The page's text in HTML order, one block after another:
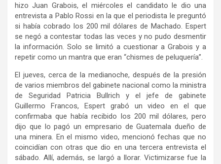
hizo Juan Grabois, el miércoles el candidato le dio una
entrevista a Pablo Rossi en la que el periodista le preguntó
si había cobrado los 200 mil dólares de Machado. Espert
se negó a contestar todas las veces y no pudo desmentir
la información. Solo se limitó a cuestionar a Grabois y a
repetir como un mantra que eran “chismes de peluquería”.
El jueves, cerca de la medianoche, después de la presión
de varios miembros del gabinete nacional como la ministra
de Seguridad Patricia Bullrich y el jefe de gabinete
Guillermo Francos, Espert grabó un video en el que
confirmaba que había recibido los 200 mil dólares, pero
dijo que lo pagó un empresario de Guatemala dueño de
una minera. En el mismo video, mencionó fechas que no
coincidían con otras que dio en una tercera entrevista el
sábado. Allí, además, se largó a llorar. Victimizarse fue la